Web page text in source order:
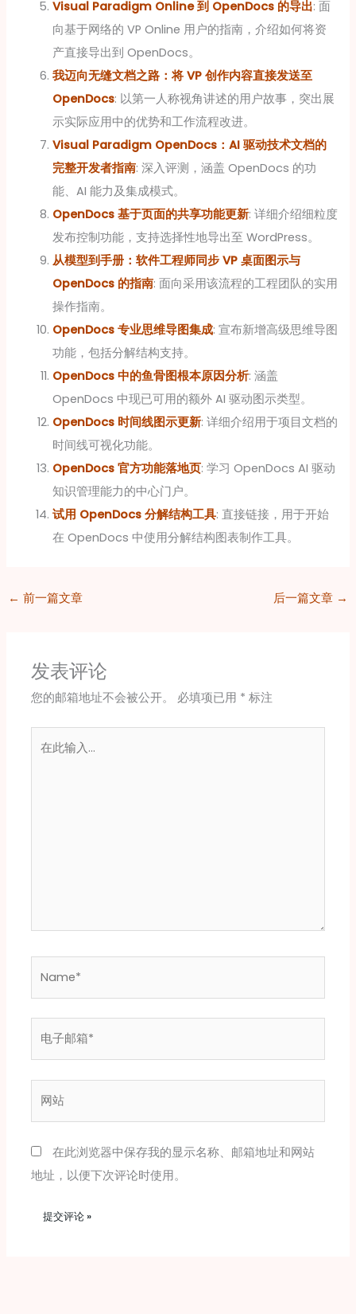
Visual Paradigm Online 到 OpenDocs 的导出: 面
向基于网络的 VP Online 用户的指南，介绍如何将资
产直接导出到 OpenDocs。
我迈向无缝文档之路：将 VP 创作内容直接发送至
OpenDocs: 以第一人称视角讲述的用户故事，突出展
示实际应用中的优势和工作流程改进。
Visual Paradigm OpenDocs：AI 驱动技术文档的
完整开发者指南: 深入评测，涵盖 OpenDocs 的功
能、AI 能力及集成模式。
OpenDocs 基于页面的共享功能更新: 详细介绍细粒度
发布控制功能，支持选择性地导出至 WordPress。
从模型到手册：软件工程师同步 VP 桌面图示与
OpenDocs 的指南: 面向采用该流程的工程团队的实用
操作指南。
OpenDocs 专业思维导图集成: 宣布新增高级思维导图
功能，包括分解结构支持。
OpenDocs 中的鱼骨图根本原因分析: 涵盖
OpenDocs 中现已可用的额外 AI 驱动图示类型。
OpenDocs 时间线图示更新: 详细介绍用于项目文档的
时间线可视化功能。
OpenDocs 官方功能落地页: 学习 OpenDocs AI 驱动
知识管理能力的中心门户。
试用 OpenDocs 分解结构工具: 直接链接，用于开始
在 OpenDocs 中使用分解结构图表制作工具。
← 前一篇文章 后一篇文章 →
发表评论
您的邮箱地址不会被公开。 必填项已用 * 标注
箱
*
在此浏览器中保存我的显示名称、邮箱地址和网站
地址，以便下次评论时使用。